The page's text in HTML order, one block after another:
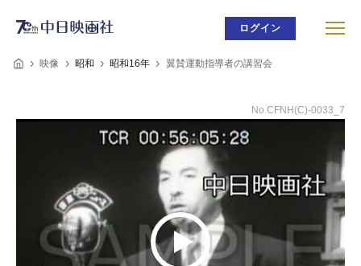
ログイン
映像 昭和 昭和16年 翼賛運動指導者の講習会
No.CFNH(C)-0033_7